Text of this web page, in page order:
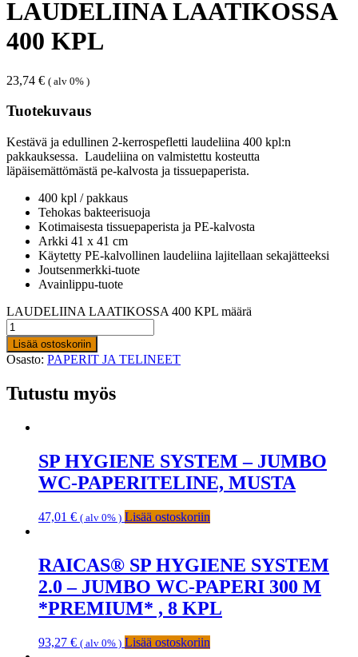
LAUDELIINA LAATIKOSSA
400 KPL
23,74 € ( alv 0% )
Tuotekuvaus
Kestävä ja edullinen 2-kerrospefletti laudeliina 400 kpl:n
pakkauksessa. Laudeliina on valmistettu kosteutta
läpäisemättömästä pe-kalvosta ja tissuepaperista.
400 kpl / pakkaus
Tehokas bakteerisuoja
Kotimaisesta tissuepaperista ja PE-kalvosta
Arkki 41 x 41 cm
Käytetty PE-kalvollinen laudeliina lajitellaan sekajätteeksi
Joutsenmerkki-tuote
Avainlippu-tuote
LAUDELIINA LAATIKOSSA 400 KPL määrä
Lisää ostoskoriin
Osasto: PAPERIT JA TELINEET
Tutustu myös
SP HYGIENE SYSTEM – JUMBO
WC-PAPERITELINE, MUSTA
47,01 € ( alv 0% ) Lisää ostoskoriin
RAICAS® SP HYGIENE SYSTEM
2.0 – JUMBO WC-PAPERI 300 M
*PREMIUM* , 8 KPL
93,27 € ( alv 0% ) Lisää ostoskoriin